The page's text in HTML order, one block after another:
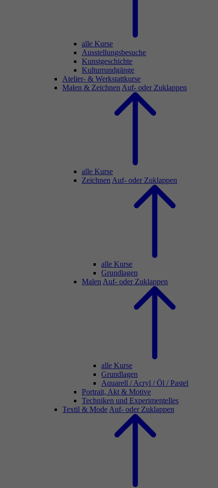
alle Kurse
Ausstellungsbesuche
Kunstgeschichte
Kulturrundgänge
Atelier- & Werkstattkurse
Malen & Zeichnen Auf- oder Zuklappen
alle Kurse
Zeichnen Auf- oder Zuklappen
alle Kurse
Grundlagen
Malen Auf- oder Zuklappen
alle Kurse
Grundlagen
Aquarell / Acryl / Öl / Pastel
Portrait, Akt & Motive
Techniken und Experimentelles
Textil & Mode Auf- oder Zuklappen